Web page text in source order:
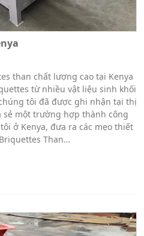
than chất lượng cao tại Kenya
từ nhiều vật liệu sinh khối
tôi đã được ghi nhận tại thị
một trường hợp thành công
ở Kenya, đưa ra các mẹo thiết
Than…